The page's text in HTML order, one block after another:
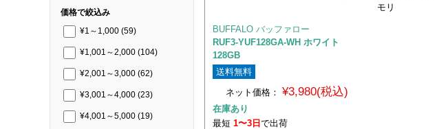
価格で絞込み
¥1～1,000 (59)
¥1,001～2,000 (104)
¥2,001～3,000 (62)
¥3,001～4,000 (23)
¥4,001～5,000 (19)
BUFFALO バッファロー
RUF3-YUF128GA-WH ホワイト
128GB
送料無料
ネット価格： ¥3,980(税込)
在庫あり
最短 1〜3日 で出荷
モリ